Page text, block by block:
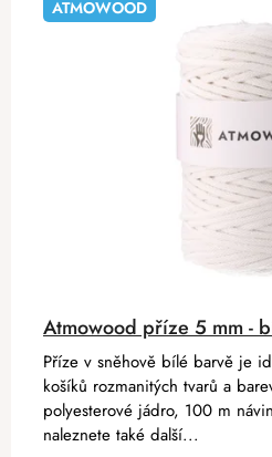
ATMOWOOD
Atmowood příze 5 mm -
Příze v sněhově bílé barvě je
košíků rozmanitých tvarů a
polyesterové jádro, 100 m
naleznete také další...